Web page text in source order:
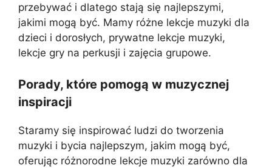
przebywać i dlatego stają się najlepszymi,
jakimi mogą być. Mamy różne lekcje muzyki dla
dzieci i dorosłych, prywatne lekcje muzyki,
lekcje gry na perkusji i zajęcia grupowe.
Porady, które pomogą w muzycznej
inspiracji
Staramy się inspirować ludzi do tworzenia
muzyki i bycia najlepszym, jakim mogą być,
oferując różnorodne lekcje muzyki zarówno dla